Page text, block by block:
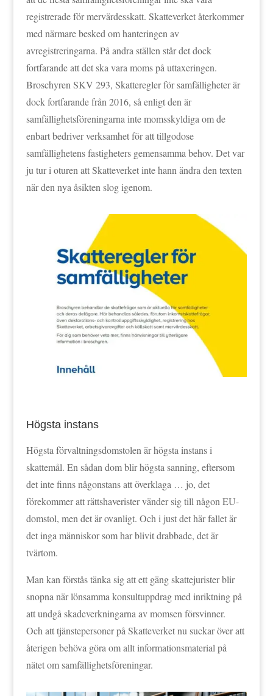
registrerade för mervärdesskatt. Skatteverket återkommer
med närmare besked om hanteringen av
avregistreringarna. På andra ställen står det dock
fortfarande att det ska vara moms på uttaxeringen.
Broschyren SKV 293, Skatteregler för samfälligheter är
dock fortfarande från 2016, så enligt den är
samfällighetsföreningarna inte momsskyldiga om de
enbart bedriver verksamhet för att tillgodose
samfällighetens fastigheters gemensamma behov. Det var
ju tur i oturen att Skatteverket inte hann ändra den texten
när den nya åsikten slog igenom.
Högsta instans
Högsta förvaltningsdomstolen är högsta instans i
skattemål. En sådan dom blir högsta sanning, eftersom
det inte finns någonstans att överklaga … jo, det
förekommer att rättshaverister vänder sig till någon EU-
domstol, men det är ovanligt. Och i just det här fallet är
det inga människor som har blivit drabbade, det är
tvärtom.
Man kan förstås tänka sig att ett gäng skattejurister blir
snopna när lönsamma konsultuppdrag med inriktning på
att undgå skadeverkningarna av momsen försvinner.
Och att tjänstepersoner på Skatteverket nu suckar över att
återigen behöva göra om allt informationsmaterial på
nätet om samfällighetsföreningar.